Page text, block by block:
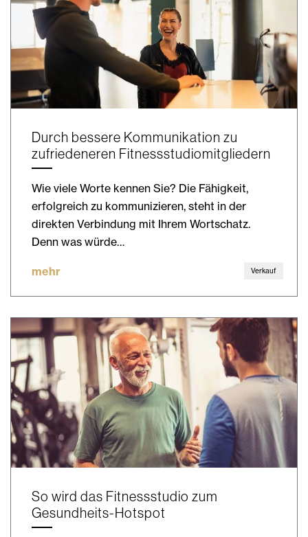
Durch bessere Kommunikation zu
zufriedeneren Fitnessstudiomitgliedern
Wie viele Worte kennen Sie? Die Fähigkeit,
erfolgreich zu kommunizieren, steht in der
direkten Verbindung mit Ihrem Wortschatz.
Denn was würde…
mehr Verkauf
So wird das Fitnessstudio zum
Gesundheits-Hotspot